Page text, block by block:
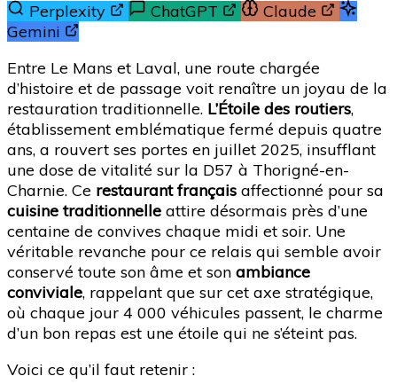
Perplexity ChatGPT
Claude
Gemini
Entre Le Mans et Laval, une route chargée
d’histoire et de passage voit renaître un joyau de la
restauration traditionnelle. L’Étoile des routiers,
établissement emblématique fermé depuis quatre
ans, a rouvert ses portes en juillet 2025, insufflant
une dose de vitalité sur la D57 à Thorigné-en-
Charnie. Ce restaurant français affectionné pour sa
cuisine traditionnelle attire désormais près d’une
centaine de convives chaque midi et soir. Une
véritable revanche pour ce relais qui semble avoir
conservé toute son âme et son ambiance
conviviale, rappelant que sur cet axe stratégique,
où chaque jour 4 000 véhicules passent, le charme
d’un bon repas est une étoile qui ne s’éteint pas.
Voici ce qu’il faut retenir :